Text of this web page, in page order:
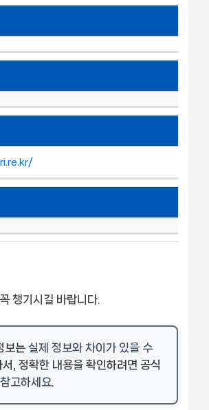
챙기시길 바랍니다.
보는실제 정보와 차이가 있을 수
서, 정확한 내용을 확인하려면 공식
참고하세요